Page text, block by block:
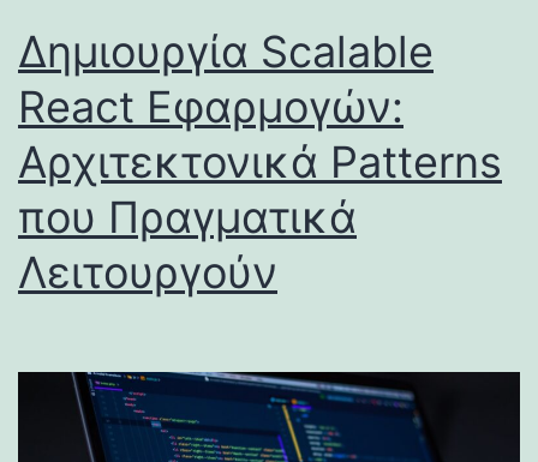
Δημιουργία Scalable
React Εφαρμογών:
Αρχιτεκτονικά Patterns
που Πραγματικά
Λειτουργούν